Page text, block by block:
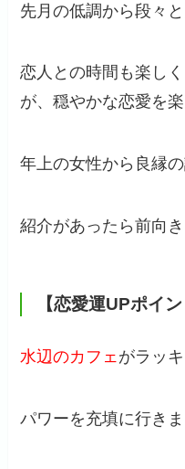
先月の低調から段々と
恋人との時間も楽し
が、穏やかな恋愛を
年上の女性から良縁
紹介があったら前向
【恋愛運UPポイン
水辺のカフェ がラッ
パワーを充填に行きま